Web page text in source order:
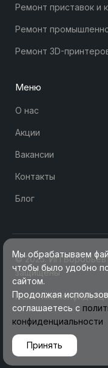
Ремонт приставок и
Ремонт
Ремонт 3D-
Меню
О нас
Акции
Вакансии
Контакты
Блог
© 2025. ИП
защищены
Политика
Мы обрабатываем
чтобы было удобно
сайтом.
Продолжая
соглашаетесь с
конфиденциальности
Принять